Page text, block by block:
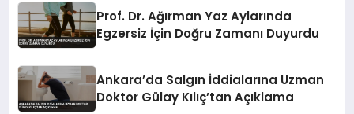
Prof. Dr. Ağırman Yaz Aylarında
Egzersiz İçin Doğru Zamanı Duyurdu
Ankara’da Salgın İddialarına Uzman
Doktor Gülay Kılıç’tan Açıklama